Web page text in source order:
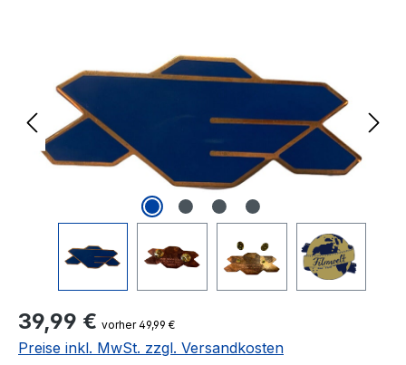
Regulärer Preis:
39,99 € vorher 49,99 €
Preise inkl. MwSt. zzgl. Versandkosten